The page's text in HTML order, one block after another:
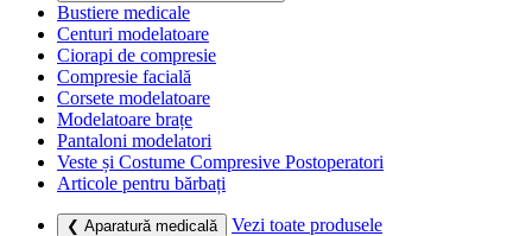
Bustiere medicale
Centuri modelatoare
Ciorapi de compresie
Compresie facială
Corsete modelatoare
Modelatoare brațe
Pantaloni modelatori
Veste și Costume Compresive Postoperatori
Articole pentru bărbați
❮ Aparatură medicală
Vezi toate produsele